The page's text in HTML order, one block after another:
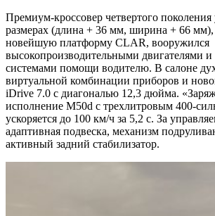
Премиум-кроссовер четвертого поколения
размерах (длина + 36 мм, ширина + 66 мм),
новейшую платформу CLAR, вооружился
высокопроизводительными двигателями
системами помощи водителю. В салоне
виртуальной комбинации приборов и
iDrive 7.0 с диагональю 12,3 дюйма.
исполнение M50d с трехлитровым 400-
ускоряется до 100 км/ч за 5,2 с. За
адаптивная подвеска, механизм
активный задний стабилизатор.